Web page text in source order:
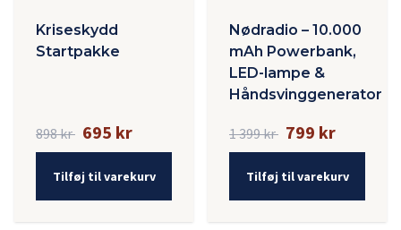
Kriseskydd
Startpakke
898 kr 695 kr
Tilføj til varekurv
Nødradio – 10.000
mAh Powerbank,
LED-lampe &
Håndsvinggenerator
1 399 kr 799 kr
Tilføj til varekurv